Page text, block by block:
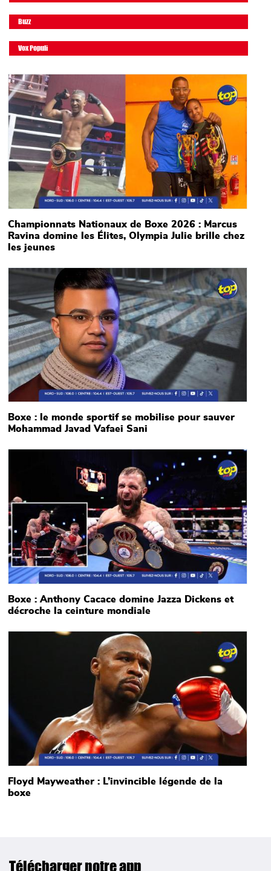
Buzz
Vox Populi
Main picture
Championnats Nationaux de Boxe 2026 : Marcus
Ravina domine les Élites, Olympia Julie brille chez
les jeunes
Main picture
Boxe : le monde sportif se mobilise pour sauver
Mohammad Javad Vafaei Sani
Boxe : Anthony Cacace domine Jazza Dickens et
décroche la ceinture mondiale
Main picture
Floyd Mayweather : L’invincible légende de la
boxe
Télécharger notre app